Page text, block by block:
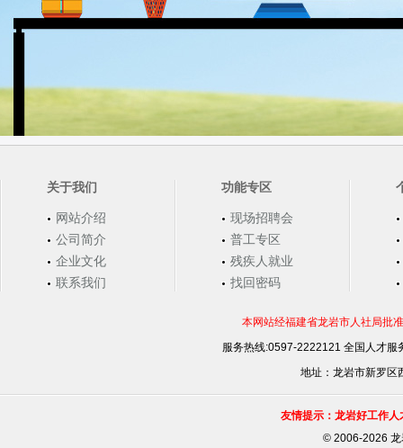
关于我们
网站介绍
公司简介
企业文化
联系我们
功能专区
现场招聘会
普工专区
残疾人就业
找回密码
本网站经福建省龙岩市人社局批
服务热线:0597-2222121 全国人才
地址：龙岩市新罗区
友情提示：龙岩好工作
©2006-2026 龙